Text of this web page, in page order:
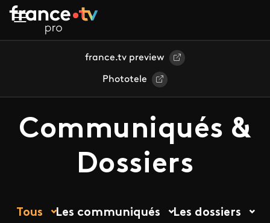
Aller au contenu principal
france.tv preview
Phototele
Communiqués &
Dossiers
Tous Les communiqués Les dossiers